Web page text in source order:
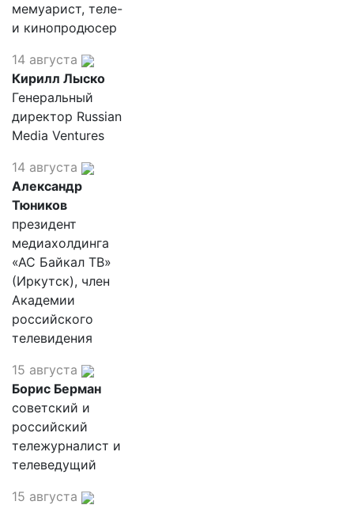
мемуарист, теле-
и кинопродюсер
14 августа
Кирилл Лыско
Генеральный
директор Russian
Media Ventures
14 августа
Александр
Тюников
президент
медиахолдинга
«АС Байкал ТВ»
(Иркутск), член
Академии
российского
телевидения
15 августа
Борис Берман
советский и
российский
тележурналист и
телеведущий
15 августа